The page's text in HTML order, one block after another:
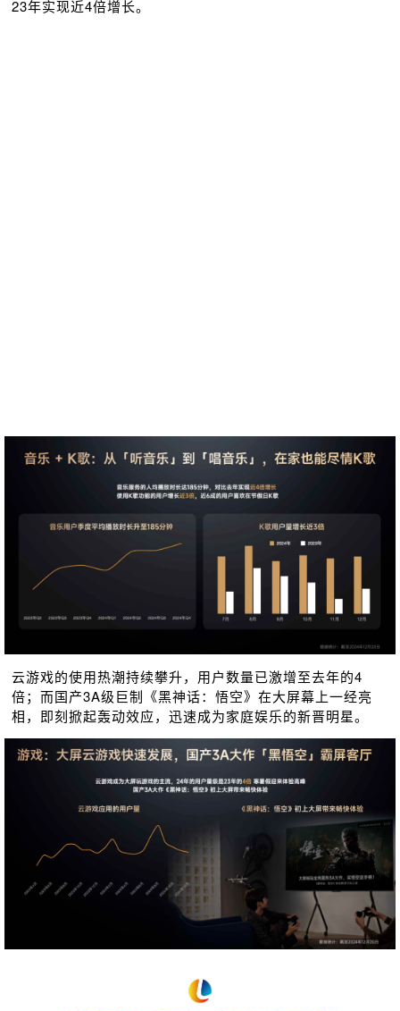
23年实现近4倍增长。
云游戏的使用热潮持续攀升，用户数量已激增至去年的4
倍；而国产3A级巨制《黑神话：悟空》在大屏幕上⼀经亮
相，即刻掀起轰动效应，迅速成为家庭娱乐的新晋明星。